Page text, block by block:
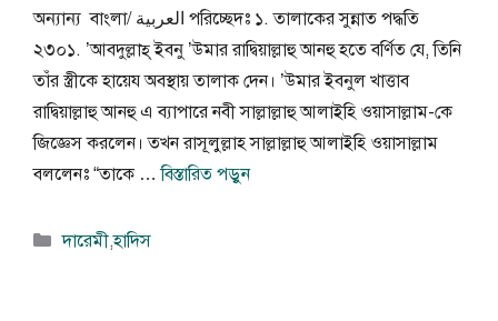
অন্যান্য বাংলা/ العربية পরিচ্ছেদঃ ১. তালাকের সুন্নাত পদ্ধতি
২৩০১. ’আবদুল্লাহ্ ইবনু ’উমার রাদ্বিয়াল্লাহু আনহু হতে বর্ণিত যে, তিনি
তাঁর স্ত্রীকে হায়েয অবস্থায় তালাক দেন। ’উমার ইবনুল খাত্তাব
রাদ্বিয়াল্লাহু আনহু এ ব্যাপারে নবী সাল্লাল্লাহু আলাইহি ওয়াসাল্লাম-কে
জিজ্ঞেস করলেন। তখন রাসূলুল্লাহ সাল্লাল্লাহু আলাইহি ওয়াসাল্লাম
বললেনঃ “তাকে …বিস্তারিত পড়ুন
বিভাগ
দারেমী,হাদিস